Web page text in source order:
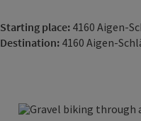
Starting place: 4160 Aigen-
Destination: 4160 Aigen-